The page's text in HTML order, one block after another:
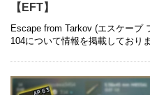
【EFT】
Escape from Tarkov (エスケープ
104について情報を掲載しており